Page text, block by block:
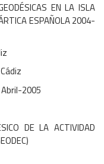
EN LA ISLA
ESPAÑOLA 2004-
2005
DE LA ACTIVIDAD